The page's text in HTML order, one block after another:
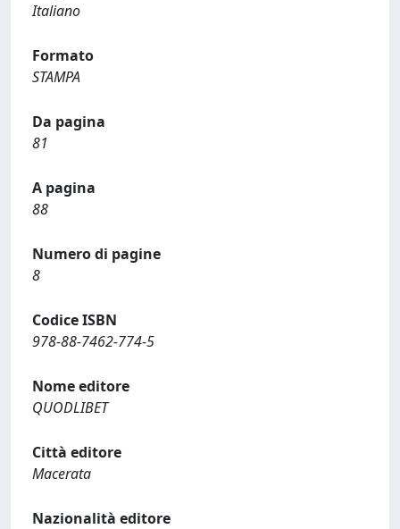
Italiano
Formato
STAMPA
Da pagina
81
A pagina
88
Numero di pagine
8
Codice ISBN
978-88-7462-774-5
Nome editore
QUODLIBET
Città editore
Macerata
Nazionalità editore